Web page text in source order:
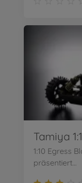
1:10 Egress
präsentiert...